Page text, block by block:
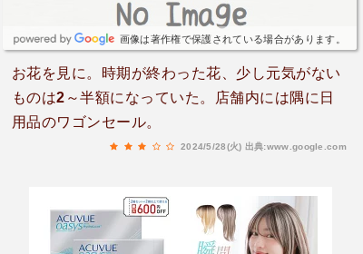
画像は著作権で保護されている場合があります。
お花を見に。時期が終わった花、少し元気がない
ものは2～半額になっていた。店舗内には隅に日
用品のワゴンセール。
2024/5/28(火) 出典:www.google.com